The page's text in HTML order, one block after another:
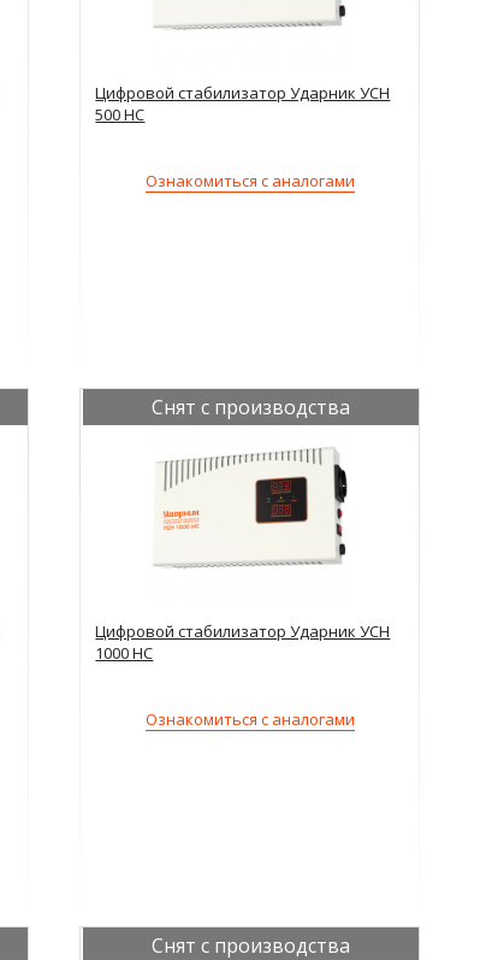
Цифровой стабилизатор Ударник УСН
500 НС
Ознакомиться с аналогами
Снят с производства
Цифровой стабилизатор Ударник УСН
1000 НС
Ознакомиться с аналогами
Снят с производства